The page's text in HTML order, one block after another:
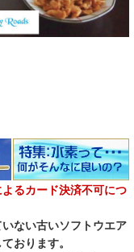
るカード決済不可につ
ない古いソフトウエア
おります。